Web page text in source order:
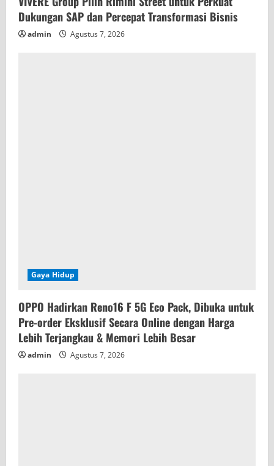
Dukungan SAP dan Percepat Transformasi Bisnis
admin Agustus 7, 2026
Gaya Hidup
OPPO Hadirkan Reno16 F 5G Eco Pack, Dibuka untuk
Pre-order Eksklusif Secara Online dengan Harga
Lebih Terjangkau & Memori Lebih Besar
admin Agustus 7, 2026